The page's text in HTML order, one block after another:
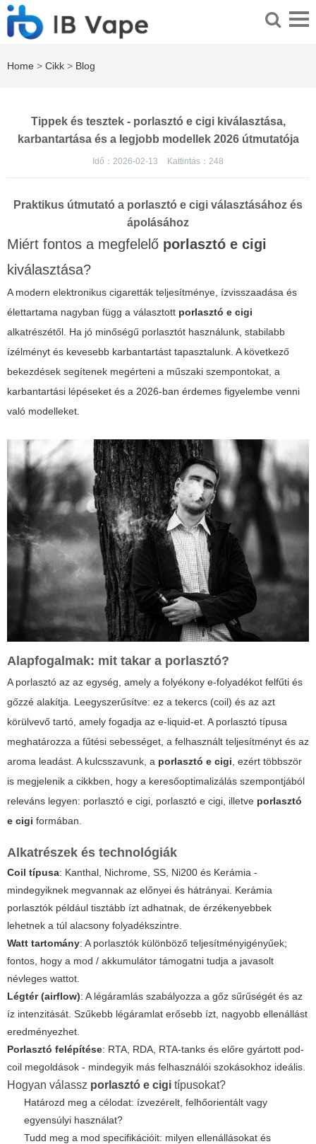
Home > Cikk > Blog
Tippek és tesztek - porlasztó e cigi kiválasztása,
karbantartása és a legjobb modellek 2026 útmutatója
Idő：2026-02-13 Kattintás： 248
Praktikus útmutató a porlasztó e cigi választásához és
ápolásához
Miért fontos a megfelelő porlasztó e cigi
kiválasztása?
A modern elektronikus cigaretták teljesítménye, ízvisszaadása és
élettartama nagyban függ a választott porlasztó e cigi
alkatrészétől. Ha jó minőségű porlasztót használunk, stabilabb
ízélményt és kevesebb karbantartást tapasztalunk. A következő
bekezdések segítenek megérteni a műszaki szempontokat, a
karbantartási lépéseket és a 2026-ban érdemes figyelembe venni
való modelleket.
Alapfogalmak: mit takar a porlasztó?
A porlasztó az az egység, amely a folyékony e-folyadékot felfűti és
gőzzé alakítja. Leegyszerűsítve: ez a tekercs (coil) és az azt
körülvevő tartó, amely fogadja az e-liquid-et. A porlasztó típusa
meghatározza a fűtési sebességet, a felhasznált teljesítményt és az
aroma leadást. A kulcsszavunk, a porlasztó e cigi , ezért többször
is megjelenik a cikkben, hogy a keresőoptimalizálás szempontjából
releváns legyen: porlasztó e cigi porlasztó e cigi , illetve porlasztó
e cigi formában.
Alkatrészek és technológiák
Coil típusa: Kanthal, Nichrome, SS, Ni200 és Kerámia -
mindegyiknek megvannak az előnyei és hátrányai. Kerámia
porlasztók például tisztább ízt adhatnak, de érzékenyebbek
lehetnek a túl alacsony folyadékszintre.
Watt tartomány: A porlasztók különböző teljesítményigényűek;
fontos, hogy a mod / akkumulátor támogatni tudja a javasolt
névleges wattot.
Légtér (airflow): A légáramlás szabályozza a gőz sűrűségét és az
íz intenzitását. Szűkebb légáramlat erősebb ízt, nagyobb ellenállást
eredményezhet.
Porlasztó felépítése: RTA, RDA, RTA-tanks és előre gyártott pod-
coil megoldások - mindegyik más felhasználói szokásokhoz ideális.
Hogyan válassz porlasztó e cigi típusokat?
Határozd meg a célodat: ízvezérelt, felhőorientált vagy
egyensúlyi használat?
Tudd meg a mod specifikációit: milyen ellenállásokat és